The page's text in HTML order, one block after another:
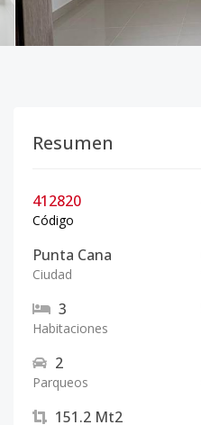
Resumen
412820
Código
Punta Cana
Ciudad
3
Habitaciones
2
Parqueos
151.2 Mt2